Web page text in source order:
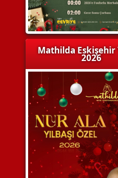
Mathilda Eskişehir
2026